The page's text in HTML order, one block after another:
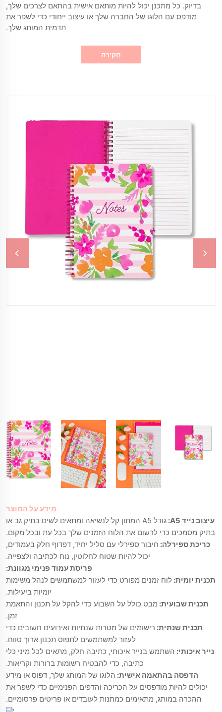
בדיוק. כל מתכנן יכול להיות מותאם אישית בהתאם לצרכים שלך,
מודפס עם הלוגו של החברה שלך או עיצוב ייחודי כדי לשפר את
תדמית המותג שלך.
חֲקִירָה
מידע על המוצר
עיצוב נייד A5:
גודל A5 המתון קל לנשיאה ומתאים לשים בתיק גב או
בתיק מסמכים כדי לרשום את הלוח הזמנים שלך בכל עת ובכל מקום.
כריכת ספירלה: חיבור ספירלי עם סליל יחיד, דפדוף חלק בעמודים,
יכול להיות שטוח לחלוטין, נוח לכתיבה ולצפייה.
פריסת עמוד פנימי מגוונת:
תכנית יומית: לוח זמנים מפורט כדי לעזור למשתמשים לנהל משימות
יומיות ביעילות.
תכנית שבועית: מבט כולל על השבוע כדי להקל על תכנון והתאמת
זמן.
תכנית שנתית: רישומים של מטרות שנתיות ואירועים חשובים כדי
לעזור למשתמשים לתפוס תכנון ארוך טווח.
נייר איכותי: השתמש בנייר איכותי, כתיבה חלק, מתאים לכל מיני כלי
כתיבה, כדי להבטיח רשומות ברורות וקריאות.
הדפסה בהתאמה אישית: הלוגו של המותג שלך, דפוס או מידע
יכולים להיות מודפסים על הכריכה והדפים הפנימיים כדי לשפר את
ההכרה במותג, מתאימים כמתנות לעובדים או פריטים פרסומיים.